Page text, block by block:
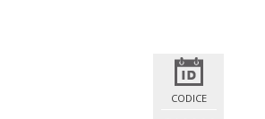
CODICE